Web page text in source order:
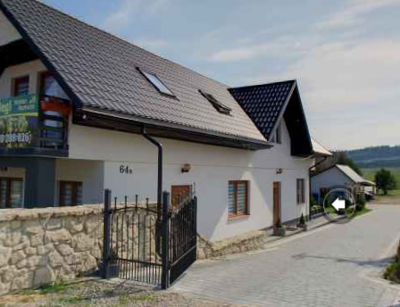
https://kraina-roztocza.wkraj.pl
Mapa serwisu